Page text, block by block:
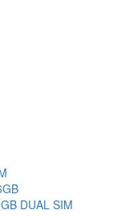
DUAL SIM